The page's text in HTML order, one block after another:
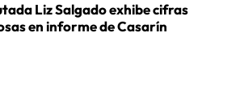
Liz Salgado exhibe cifras
en informe de Casarín